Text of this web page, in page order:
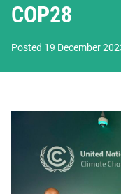
COP28
Posted 19 December